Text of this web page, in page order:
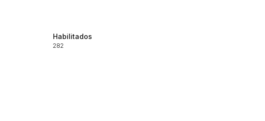
Habilitados
282
14/04/2025 18:43:11